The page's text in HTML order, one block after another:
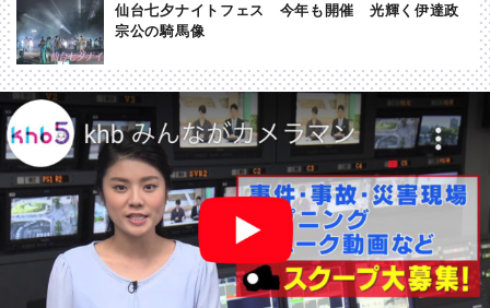
仙台七夕ナイトフェス 今年も開催 光輝く伊達政
宗公の騎馬像